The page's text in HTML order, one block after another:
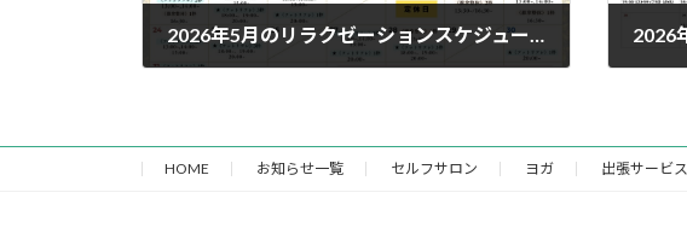
2026年5月のリラクゼーションスケジュールを追加しました
HOME お知らせ一覧 セルフサロン ヨガ 出張サービス